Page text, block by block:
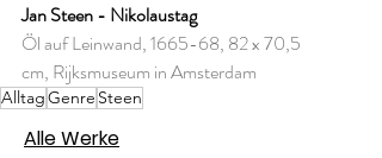
Jan Steen - Nikolaustag
Öl auf Leinwand, 1665-68, 82 x 70,5
cm, Rijksmuseum in Amsterdam
AlltagGenre Steen
Alle Werke